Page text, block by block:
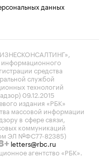
данных
информационного
средства
службой
технологий
09.12.2015
издания «РБК»
массовой информации
в сфере связи,
коммуникаций
ЭЛ №ФС77-82385)
letters@rbc.ru
агентство «РБК».